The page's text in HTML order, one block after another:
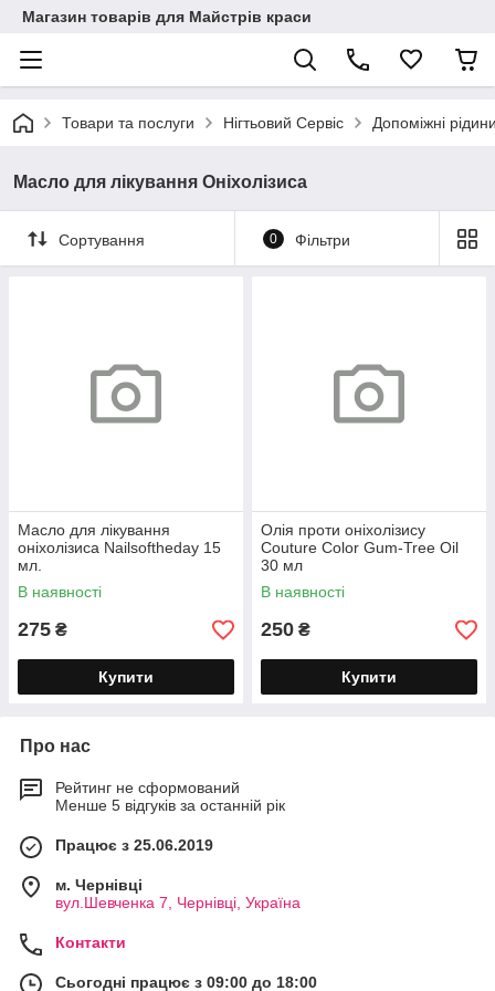
Магазин товарів для Майстрів краси
Товари та послуги Нігтьовий Сервіс Допоміжні
Масло для лікування Оніхолізиса
Сортування 0 Фільтри
Масло для лікування
оніхолізиса Nailsoftheday 15
мл.
В наявності
275 ₴
Купити
Олія проти оніхолізису
Couture Color Gum-Tree Oil
30 мл
В наявності
250 ₴
Купити
Про нас
Рейтинг не сформований
Менше 5 відгуків за останній рік
Працює з 25.06.2019
м. Чернівці
вул.Шевченка 7, Чернівці, Україна
Контакти
Сьогодні працює з 09:00 до 18:00